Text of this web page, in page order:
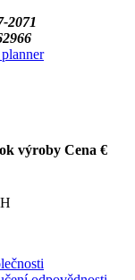
2071
výroby Cena €